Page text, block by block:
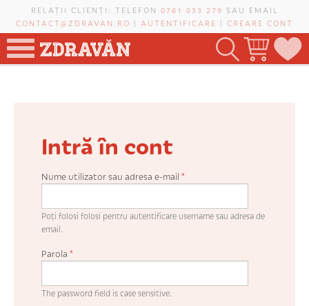
Mergi la conţinutul principal
RELAȚII CLIENȚI: TELEFON 0761 033 279 SAU EMAIL
CONTACT@ZDRAVAN.RO | AUTENTIFICARE | CREARE CONT
VIȚĂ-DE-VIE
Intră în cont
Nume utilizator sau adresa e-mail *
Poți folosi folosi pentru autentificare username sau adresa de
email.
Parola *
The password field is case sensitive.